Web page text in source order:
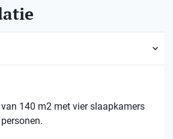
140 m2 met vier slaapkamers